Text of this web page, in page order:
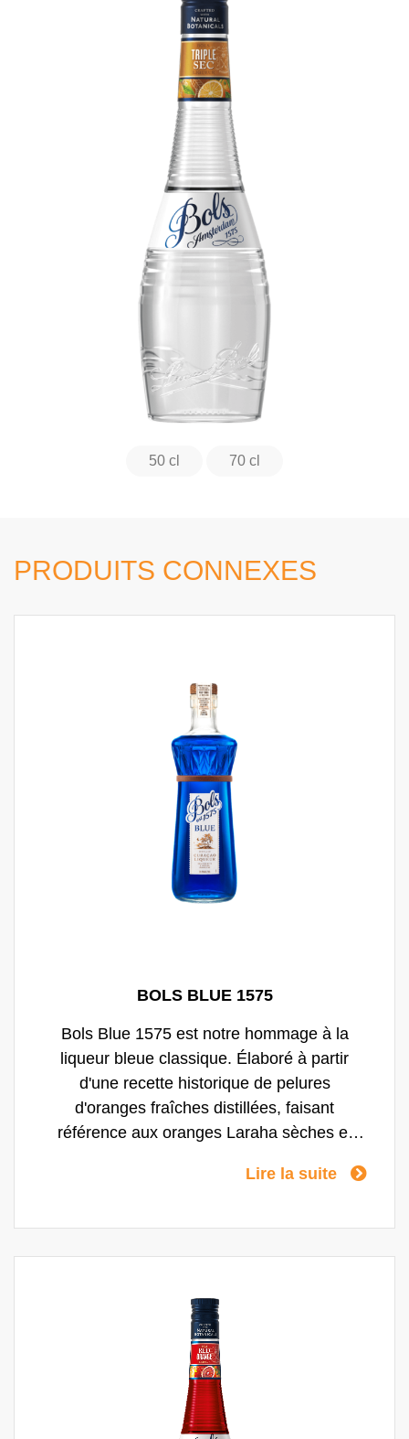
50 cl 70 cl
PRODUITS CONNEXES
BOLS BLUE 1575
Bols Blue 1575 est notre hommage à la
liqueur bleue classique. Élaboré à partir
d'une recette historique de pelures
d'oranges fraîches distillées, faisant
référence aux oranges Laraha sèches et
aux notes botaniques. Cette infusion de
Amsterdam, est mélangée avec des plantes
aromatiques insulaires typiques, telles que
cardamome. Ensemble, elles apportent une
saveur unique à la liqueur. Elles ajoutent de
la chaleur et des notes épicées tropicales au
rhum, conférant à la boisson une audace
supplémentaire et un goût premium.
Lire la suite